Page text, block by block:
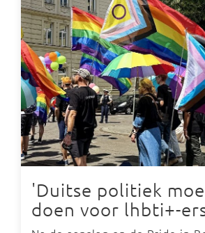
'Duitse politiek
doen voor lhbti+-